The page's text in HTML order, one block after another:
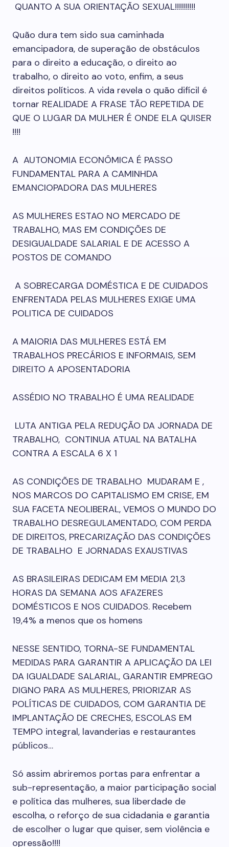
QUANTO A SUA ORIENTAÇÃO SEXUAL!!!!!!!!!!
Quão dura tem sido sua caminhada
emancipadora, de superação de obstáculos
para o direito a educação, o direito ao
trabalho, o direito ao voto, enfim, a seus
direitos políticos. A vida revela o quão difícil é
tornar REALIDADE A FRASE TÃO REPETIDA DE
QUE O LUGAR DA MULHER É ONDE ELA QUISER
!!!!
A AUTONOMIA ECONÔMICA É PASSO
FUNDAMENTAL PARA A CAMINHDA
EMANCIOPADORA DAS MULHERES
AS MULHERES ESTAO NO MERCADO DE
TRABALHO, MAS EM CONDIÇÕES DE
DESIGUALDADE SALARIAL E DE ACESSO A
POSTOS DE COMANDO
A SOBRECARGA DOMÉSTICA E DE CUIDADOS
ENFRENTADA PELAS MULHERES EXIGE UMA
POLITICA DE CUIDADOS
A MAIORIA DAS MULHERES ESTÁ EM
TRABALHOS PRECÁRIOS E INFORMAIS, SEM
DIREITO A APOSENTADORIA
ASSÉDIO NO TRABALHO É UMA REALIDADE
LUTA ANTIGA PELA REDUÇÃO DA JORNADA DE
TRABALHO, CONTINUA ATUAL NA BATALHA
CONTRA A ESCALA 6 X 1
AS CONDIÇÕES DE TRABALHO MUDARAM E ,
NOS MARCOS DO CAPITALISMO EM CRISE, EM
SUA FACETA NEOLIBERAL, VEMOS O MUNDO DO
TRABALHO DESREGULAMENTADO, COM PERDA
DE DIREITOS, PRECARIZAÇÃO DAS CONDIÇÕES
DE TRABALHO E JORNADAS EXAUSTIVAS
AS BRASILEIRAS DEDICAM EM MEDIA 21,3
HORAS DA SEMANA AOS AFAZERES
DOMÉSTICOS E NOS CUIDADOS. Recebem
19,4% a menos que os homens
NESSE SENTIDO, TORNA-SE FUNDAMENTAL
MEDIDAS PARA GARANTIR A APLICAÇÃO DA LEI
DA IGUALDADE SALARIAL, GARANTIR EMPREGO
DIGNO PARA AS MULHERES, PRIORIZAR AS
POLÍTICAS DE CUIDADOS, COM GARANTIA DE
IMPLANTAÇÃO DE CRECHES, ESCOLAS EM
TEMPO integral, lavanderias e restaurantes
públicos…
Só assim abriremos portas para enfrentar a
sub-representação, a maior participação social
e política das mulheres, sua liberdade de
escolha, o reforço de sua cidadania e garantia
de escolher o lugar que quiser, sem violência e
opressão!!!!